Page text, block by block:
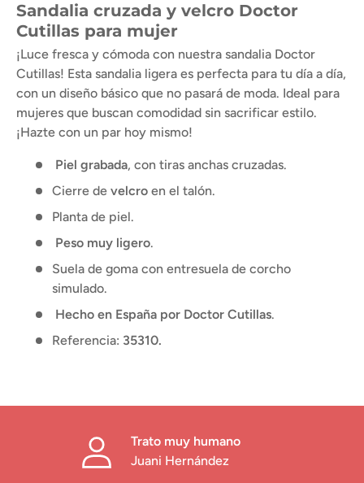
Sandalia cruzada y velcro Doctor
Cutillas para mujer
¡Luce fresca y cómoda con nuestra sandalia Doctor
Cutillas! Esta sandalia ligera es perfecta para tu día a día,
con un diseño básico que no pasará de moda. Ideal para
mujeres que buscan comodidad sin sacrificar estilo.
¡Hazte con un par hoy mismo!
Piel grabada, con tiras anchas cruzadas.
Cierre de velcro en el talón.
Planta de piel.
Peso muy ligero.
Suela de goma con entresuela de corcho
simulado.
Hecho en España por Doctor Cutillas.
Referencia: 35310.
Trato muy humano
Juani Hernández